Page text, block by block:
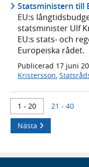
Statsministern till
EU:s
statsminister Ulf
EU:s stats- och
Europeiska rådet.
Publicerad 17 juni
Kristersson,
1 - 20 21 - 40
Nästa